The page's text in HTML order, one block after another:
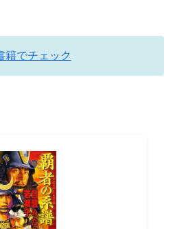
籍でチェック